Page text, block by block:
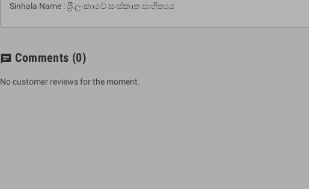
Sinhala Name : ශ‍්‍රී ලංකාවේ සංස්කෘත සාහිත්‍යය
chat Comments (0)
No customer reviews for the moment.